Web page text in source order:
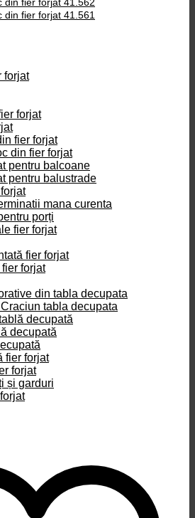
forjat
forjat
fier forjat
din fier forjat
pentru balcoane
pentru balustrade
mana curenta
porți
fier forjat
fier forjat
forjat
din tabla decupata
tabla decupata
decupată
decupată
fier forjat
forjat
și garduri